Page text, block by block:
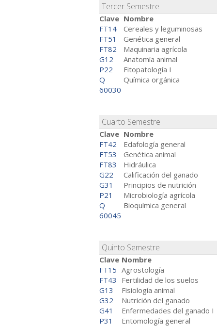
Tercer Semestre
Clave Nombre
FT14
Cereales y leguminosas
FT51
Genética general
FT82
Maquinaria agrícola
G12
Anatomía animal
P22
Fitopatología I
Q
60030
Química orgánica
Cuarto Semestre
Clave Nombre
FT42
Edafología general
FT53
Genética animal
FT83
Hidráulica
G22
Calificación del ganado
G31
Principios de nutrición
P21
Microbiología agrícola
Q
60045
Bioquímica general
Quinto Semestre
Clave Nombre
FT15 Agrostología
FT43
Fertilidad de los suelos
G13
Fisiología animal
G32
Nutrición del ganado
G41
Enfermedades del ganado I
P31
Entomología general